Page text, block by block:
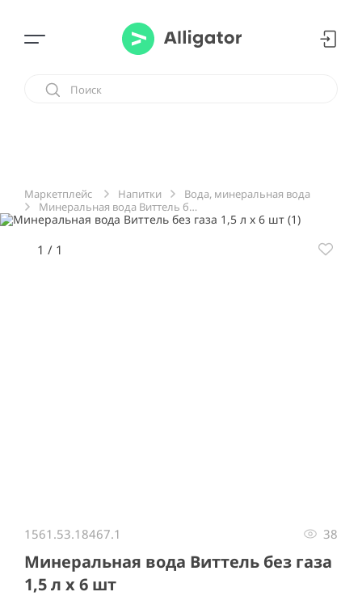
Маркетплейс Напитки
Вода, минеральная вода
Минеральная вода Виттель без газа 1,5 л х 6 шт
1 / 1
1561.53.18467.1 38
Минеральная вода Виттель без газа
1,5 л х 6 шт